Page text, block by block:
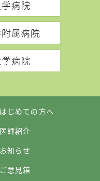
病院
属病院
病院
はじめての方へ
医師紹介
お知らせ
ご意見箱